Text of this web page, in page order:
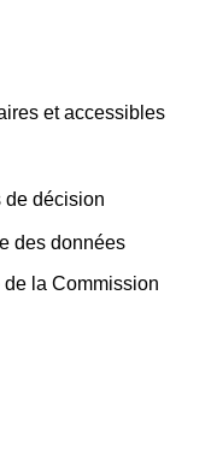
et accessibles
de décision
des données
la Commission